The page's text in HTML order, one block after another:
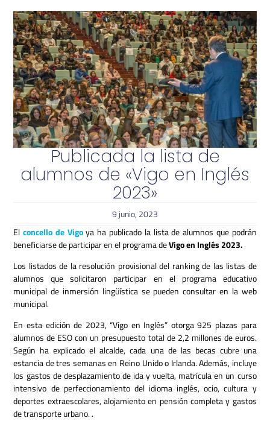
Publicada la lista de
alumnos de «Vigo en Inglés
2023»
9 junio, 2023
Elconcello de Vigoya ha publicado la lista de alumnos que podrán
beneficiarse de participar en el programa deVigo en Inglés 2023.
Los listados de la resolución provisional del ranking de las listas de
alumnos que solicitaron participar en el programa educativo
municipal de inmersión lingüística se pueden consultar en la web
municipal.
En esta edición de 2023, “Vigo en Inglés” otorga 925 plazas para
alumnos de ESO con un presupuesto total de 2,2 millones de euros.
Según ha explicado el alcalde, cada una de las becas cubre una
estancia de tres semanas en Reino Unido o Irlanda. Además, incluye
los gastos de desplazamiento de ida y vuelta, matrícula en un curso
intensivo de perfeccionamiento del idioma inglés, ocio, cultura y
deportes extraescolares, alojamiento en pensión completa y gastos
de transporte urbano. .